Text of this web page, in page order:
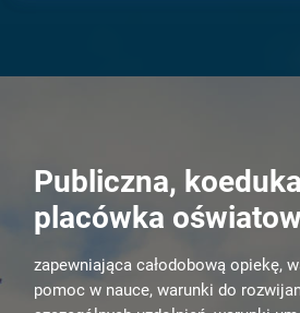
Publiczna,
placówka
zapewniająca całodobową opiekę,
pomoc w nauce, warunki do